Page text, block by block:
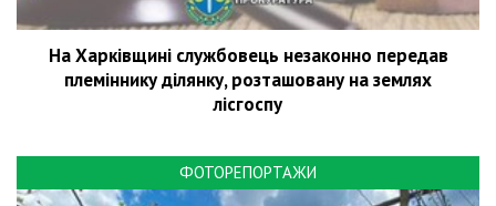
На Харківщині службовець незаконно передав
племіннику ділянку, розташовану на землях
лісгоспу
ФОТОРЕПОРТАЖИ